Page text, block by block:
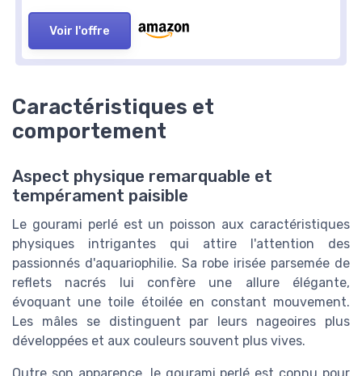
Voir l'offre
Caractéristiques et
comportement
Aspect physique remarquable et
tempérament paisible
Le gourami perlé est un poisson aux caractéristiques
physiques intrigantes qui attire l'attention des
passionnés d'aquariophilie. Sa robe irisée parsemée de
reflets nacrés lui confère une allure élégante,
évoquant une toile étoilée en constant mouvement.
Les mâles se distinguent par leurs nageoires plus
développées et aux couleurs souvent plus vives.